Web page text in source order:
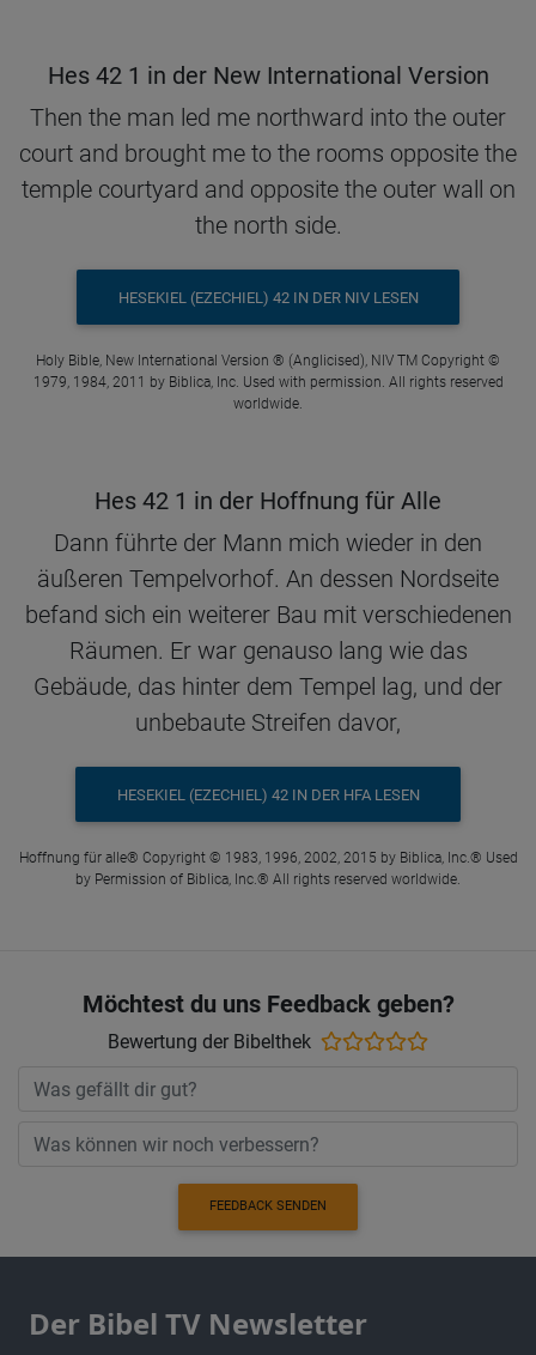
Hes 42 1 in der New International Version
Then the man led me northward into the outer
court and brought me to the rooms opposite the
temple courtyard and opposite the outer wall on
the north side.
HESEKIEL (EZECHIEL) 42 IN DER NIV LESEN
Holy Bible, New International Version ® (Anglicised), NIV TM Copyright ©
1979, 1984, 2011 by Biblica, Inc. Used with permission. All rights reserved
worldwide.
Hes 42 1 in der Hoffnung für Alle
Dann führte der Mann mich wieder in den
äußeren Tempelvorhof. An dessen Nordseite
befand sich ein weiterer Bau mit verschiedenen
Räumen. Er war genauso lang wie das
Gebäude, das hinter dem Tempel lag, und der
unbebaute Streifen davor,
HESEKIEL (EZECHIEL) 42 IN DER HFA LESEN
Hoffnung für alle® Copyright © 1983, 1996, 2002, 2015 by Biblica, Inc.® Used
by Permission of Biblica, Inc.® All rights reserved worldwide.
Möchtest du uns Feedback geben?
Bewertung der Bibelthek
FEEDBACK SENDEN
Der Bibel TV Newsletter